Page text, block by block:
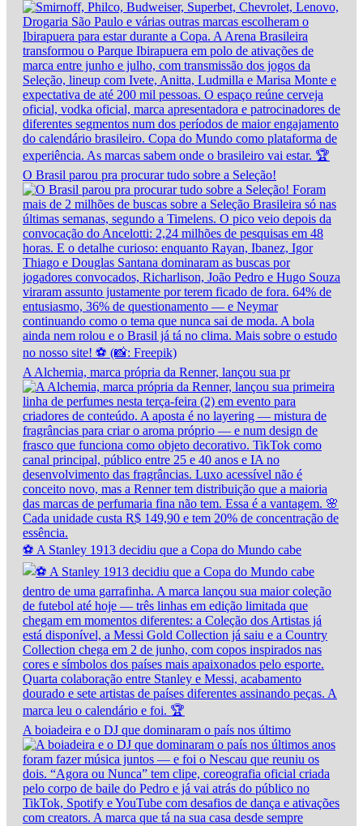
O Brasil parou pra procurar tudo sobre a Seleção!
A Alchemia, marca própria da Renner, lançou sua pr
⚽ A Stanley 1913 decidiu que a Copa do Mundo cabe
A boiadeira e o DJ que dominaram o país nos último